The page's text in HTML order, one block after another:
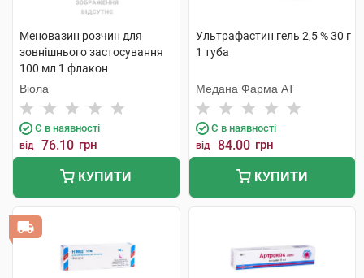
Меновазин розчин для
зовнішнього застосування
100 мл 1 флакон
Віола
Є в наявності
від 76.10 грн
КУПИТИ
Ультрафастин гель 2,5 % 30 г
1 туба
Медана Фарма АТ
Є в наявності
від 84.00 грн
КУПИТИ